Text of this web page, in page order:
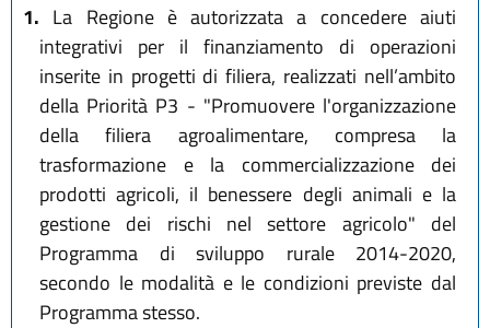
1. La Regione è autorizzata a concedere aiuti
integrativi per il finanziamento di operazioni
inserite in progetti di filiera, realizzati nell’ambito
della Priorità P3 - "Promuovere l'organizzazione
della filiera agroalimentare, compresa la
trasformazione e la commercializzazione dei
prodotti agricoli, il benessere degli animali e la
gestione dei rischi nel settore agricolo" del
Programma di sviluppo rurale 2014-2020,
secondo le modalità e le condizioni previste dal
Programma stesso.